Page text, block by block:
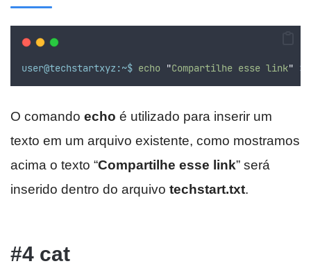
user@techstartxyz:~$ echo "Compartilhe esse link" >>
O comando echo é utilizado para inserir um
texto em um arquivo existente, como mostramos
acima o texto “Compartilhe esse link” será
inserido dentro do arquivo techstart.txt.
#4 cat